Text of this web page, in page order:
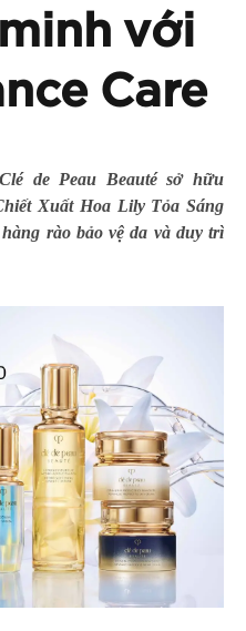
với
Care
de Peau Beauté sở hữu
Xuất Hoa Lily Tỏa Sáng
rào bảo vệ da và duy trì